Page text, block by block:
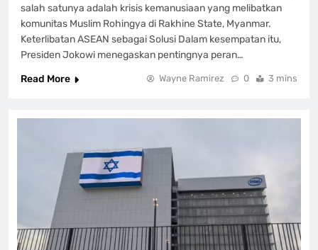
salah satunya adalah krisis kemanusiaan yang melibatkan
komunitas Muslim Rohingya di Rakhine State, Myanmar.
Keterlibatan ASEAN sebagai Solusi Dalam kesempatan itu,
Presiden Jokowi menegaskan pentingnya peran…
Read More
Wayne Ramirez 0 3 mins